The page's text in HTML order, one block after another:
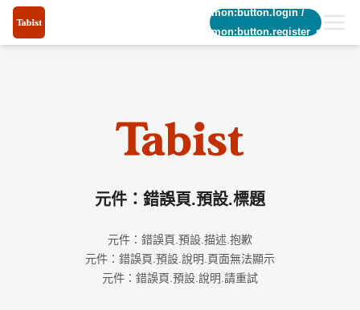
common:button.login/
common:button.register_short
元件：錯誤頁.預設.標題
元件：錯誤頁.預設.描述.抱歉
元件：錯誤頁.預設.說明.頁面無法顯示
元件：錯誤頁.預設.說明.請重試